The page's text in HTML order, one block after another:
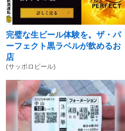
完璧な生ビール体験を。ザ・パ
ーフェクト黒ラベルが飲めるお
店
(サッポロビール)